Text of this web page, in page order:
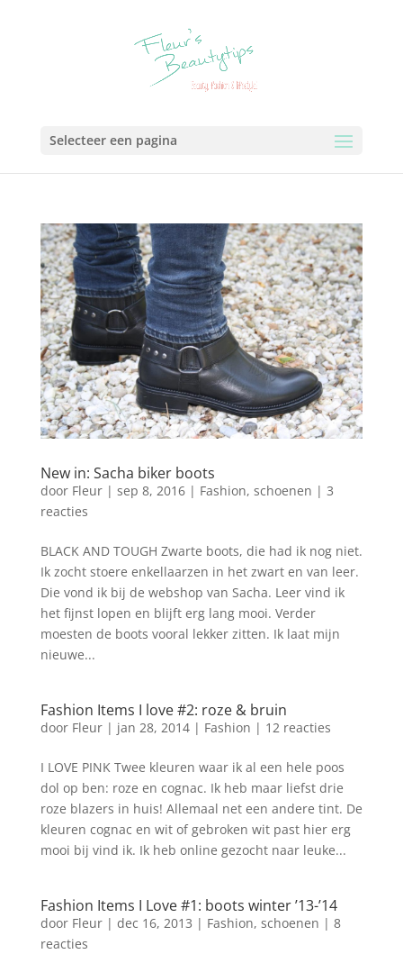
Selecteer een pagina
New in: Sacha biker boots
door Fleur| sep 8, 2016| Fashion, schoenen | 3
reacties
BLACK AND TOUGH Zwarte boots, die had ik nog niet.
Ik zocht stoere enkellaarzen in het zwart en van leer.
Die vond ik bij de webshop van Sacha. Leer vind ik
het fijnst lopen en blijft erg lang mooi. Verder
moesten de boots vooral lekker zitten. Ik laat mijn
nieuwe...
Fashion Items I love #2: roze & bruin
door Fleur| jan 28, 2014| Fashion | 12 reacties
I LOVE PINK Twee kleuren waar ik al een hele poos
dol op ben: roze en cognac. Ik heb maar liefst drie
roze blazers in huis! Allemaal net een andere tint. De
kleuren cognac en wit of gebroken wit past hier erg
mooi bij vind ik. Ik heb online gezocht naar leuke...
Fashion Items I Love #1: boots winter ’13-’14
door Fleur| dec 16, 2013 | Fashion, schoenen | 8
reacties